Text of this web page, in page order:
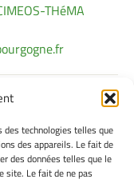
technologies telles que
des appareils. Le fait de
des données telles que le
site. Le fait de ne pas
THéMA